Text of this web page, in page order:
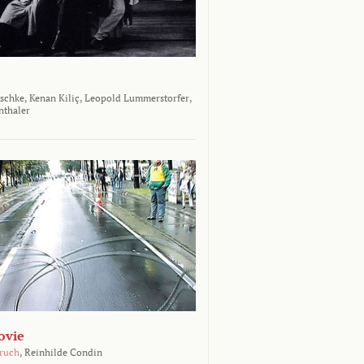
Kenan Kiliç, Leopold Lummerstorfer,
, Reinhilde Condin